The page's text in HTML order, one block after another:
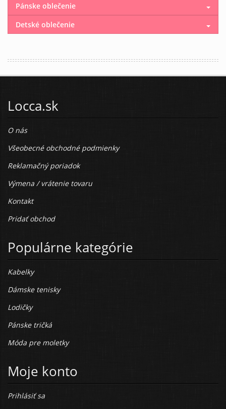
Pánske oblečenie
Detské oblečenie
Locca.sk
O nás
Všeobecné obchodné podmienky
Reklamačný poriadok
Výmena / vrátenie tovaru
Kontakt
Pridať obchod
Populárne kategórie
Kabelky
Dámske tenisky
Lodičky
Pánske tričká
Móda pre moletky
Moje konto
Prihlásiť sa